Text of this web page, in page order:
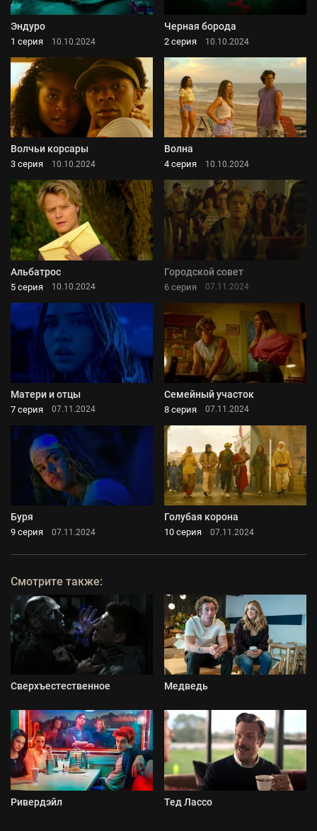
Эндуро
1 серия 10.10.2024
Черная борода
2 серия 10.10.2024
Волчьи корсары
3 серия 10.10.2024
Волна
4 серия 10.10.2024
Альбатрос
5 серия 10.10.2024
Городской совет
6 серия 07.11.2024
Матери и отцы
7 серия 07.11.2024
Семейный участок
8 серия 07.11.2024
Буря
9 серия 07.11.2024
Голубая корона
10 серия 07.11.2024
Смотрите также:
Сверхъестественное Медведь
Ривердэйл Тед Лассо